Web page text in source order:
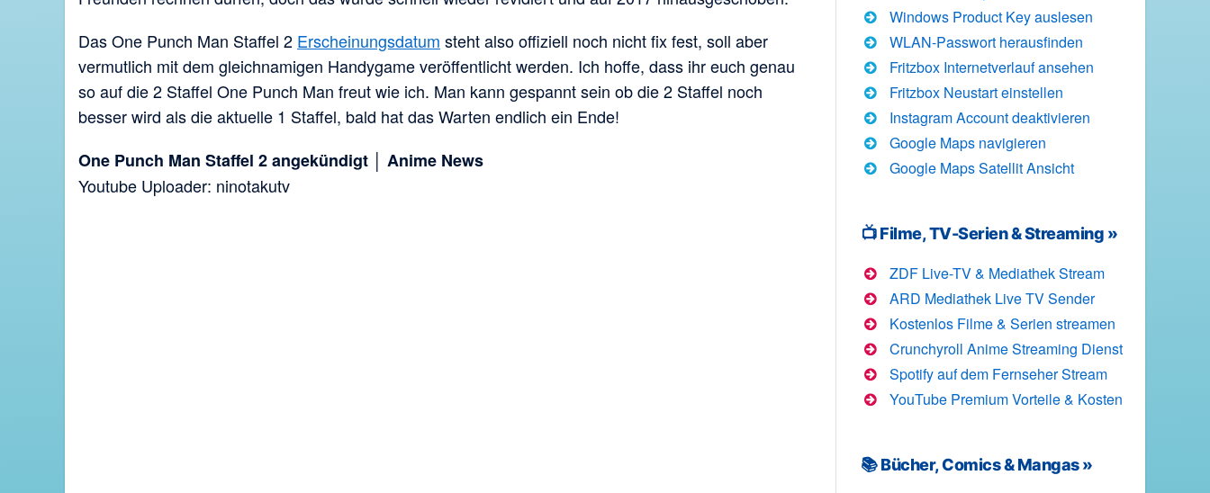
Das One Punch Man Staffel 2 Erscheinungsdatum steht also offiziell noch nicht fix fest, soll aber
vermutlich mit dem gleichnamigen Handygame veröffentlicht werden. Ich hoffe, dass ihr euch genau
so auf die 2 Staffel One Punch Man freut wie ich. Man kann gespannt sein ob die 2 Staffel noch
besser wird als die aktuelle 1 Staffel, bald hat das Warten endlich ein Ende!
One Punch Man Staffel 2 angekündigt │ Anime News
Youtube Uploader: ninotakutv
Windows Product Key auslesen
WLAN-Passwort herausfinden
Fritzbox Internetverlauf ansehen
Fritzbox Neustart einstellen
Instagram Account deaktivieren
Google Maps navigieren
Google Maps Satellit Ansicht
📺 Filme, TV-Serien & Streaming »
ZDF Live-TV & Mediathek Stream
ARD Mediathek Live TV Sender
Kostenlos Filme & Serien streamen
Crunchyroll Anime Streaming Dienst
Spotify auf dem Fernseher Stream
YouTube Premium Vorteile & Kosten
📚 Bücher, Comics & Mangas »